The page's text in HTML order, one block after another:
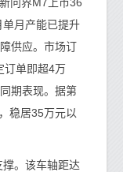
月产能已提升
供应。市场订
订单即超4万
期表现。据第
稳居35万元以
。该车轴距达